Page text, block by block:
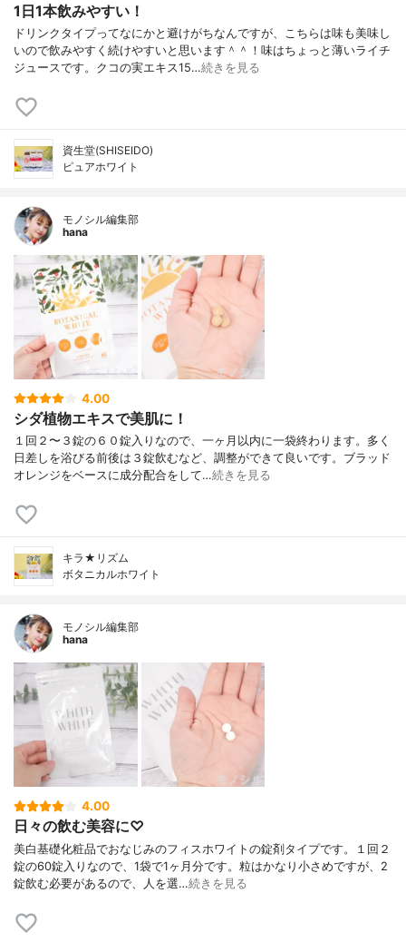
1日1本飲みやすい！
ドリンクタイプってなにかと避けがちなんですが、こちらは味も美味し
いので飲みやすく続けやすいと思います＾＾！味はちょっと薄いライチ
ジュースです。クコの実エキス15…続きを見る
資生堂(SHISEIDO)
ピュアホワイト
モノシル編集部
hana
4.00
シダ植物エキスで美肌に！
１回２〜３錠の６０錠入りなので、一ヶ月以内に一袋終わります。多く
日差しを浴びる前後は３錠飲むなど、調整ができて良いです。ブラッド
オレンジをベースに成分配合をして…続きを見る
キラ★リズム
ボタニカルホワイト
モノシル編集部
hana
4.00
日々の飲む美容に♡
美白基礎化粧品でおなじみのフィスホワイトの錠剤タイプです。１回２
錠の60錠入りなので、1袋で1ヶ月分です。粒はかなり小さめですが、2
錠飲む必要があるので、人を選…続きを見る